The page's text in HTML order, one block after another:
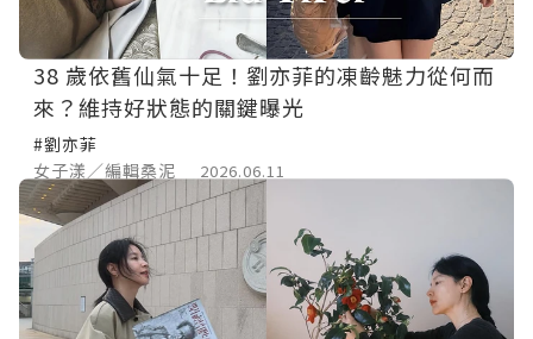
38 歲依舊仙氣十足！劉亦菲的凍齡魅力從何而
來？維持好狀態的關鍵曝光
#劉亦菲
女子漾／編輯桑泥
2026.06.11